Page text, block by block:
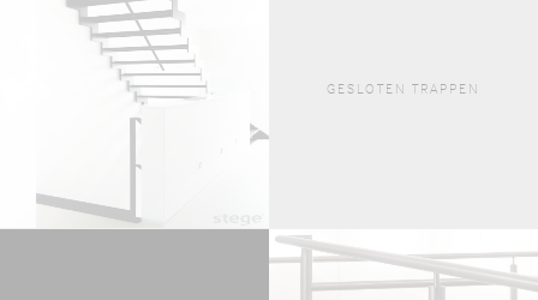
GESLOTEN TRAPPEN